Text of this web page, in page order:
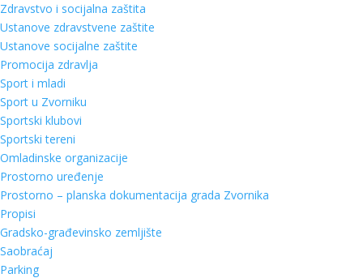
Zdravstvo i socijalna zaštita
Ustanove zdravstvene zaštite
Ustanove socijalne zaštite
Promocija zdravlja
Sport i mladi
Sport u Zvorniku
Sportski klubovi
Sportski tereni
Omladinske organizacije
Prostorno uređenje
Prostorno – planska dokumentacija grada Zvornika
Propisi
Gradsko-građevinsko zemljište
Saobraćaj
Parking